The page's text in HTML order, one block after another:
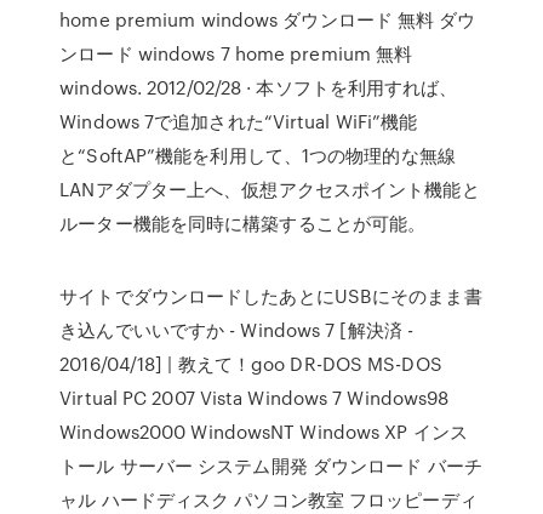
home premium windows ダウンロード 無料 ダウ
ンロード windows 7 home premium 無料
windows. 2012/02/28 · 本ソフトを利用すれば、
Windows 7で追加された“Virtual WiFi”機能
と“SoftAP”機能を利用して、1つの物理的な無線
LANアダプター上へ、仮想アクセスポイント機能と
ルーター機能を同時に構築することが可能。
サイトでダウンロードしたあとにUSBにそのまま書
き込んでいいですか - Windows 7 [解決済 -
2016/04/18] | 教えて！goo DR-DOS MS-DOS
Virtual PC 2007 Vista Windows 7 Windows98
Windows2000 WindowsNT Windows XP インス
トール サーバー システム開発 ダウンロード バーチ
ャル ハードディスク パソコン教室 フロッピーディ